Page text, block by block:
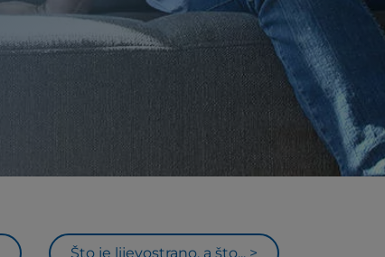
Što je lijevostrano, a što... >